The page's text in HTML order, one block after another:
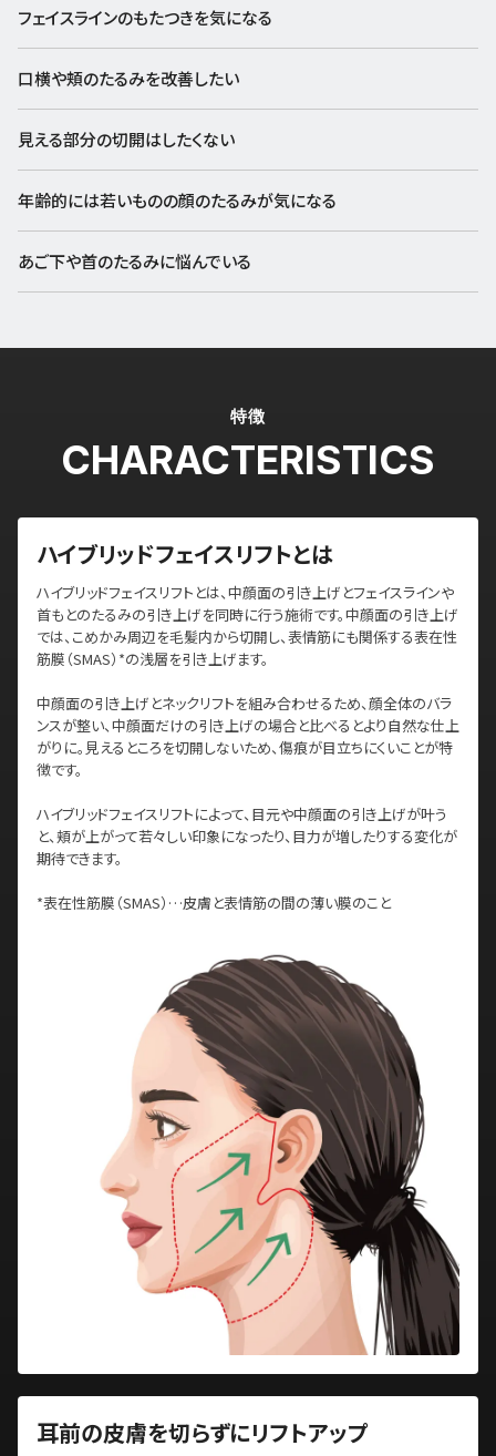
フェイスラインのもたつきを気になる
口横や頬のたるみを改善したい
見える部分の切開はしたくない
年齢的には若いものの顔のたるみが気になる
あご下や首のたるみに悩んでいる
特徴
CHARACTERISTICS
ハイブリッドフェイスリフトとは
ハイブリッドフェイスリフトとは、中顔面の引き上げとフェイスラインや
首もとのたるみの引き上げを同時に行う施術です。中顔面の引き上げ
では、こめかみ周辺を毛髪内から切開し、表情筋にも関係する表在性
筋膜（SMAS）*の浅層を引き上げます。
中顔面の引き上げとネックリフトを組み合わせるため、顔全体のバラ
ンスが整い、中顔面だけの引き上げの場合と比べるとより自然な仕上
がりに。見えるところを切開しないため、傷痕が目立ちにくいことが特
徴です。
ハイブリッドフェイスリフトによって、目元や中顔面の引き上げが叶う
と、頬が上がって若々しい印象になったり、目力が増したりする変化が
期待できます。
*表在性筋膜（SMAS）…皮膚と表情筋の間の薄い膜のこと
耳前の皮膚を切らずにリフトアップ